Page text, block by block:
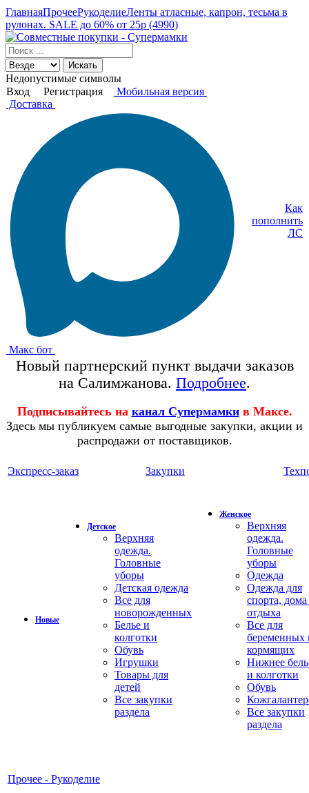
ГлавнаяПрочееРукоделиеЛенты атласные, капрон, тесьма в
рулонах. SALE до 60% от 25р (4990)
Искать
Недопустимые символы
Вход
Регистрация
Мобильная версия
Доставка
Макс бот
Как
пополнить
ЛС
Новый партнерский пункт выдачи заказов
на Салимжанова. Подробнее.
Подписывайтесь на канал Супермамки в Максе.
Здесь мы публикуем самые выгодные закупки, акции и
распродажи от поставщиков.
Экспресс-заказ Закупки
Новые
Детское
Верхняя
одежда.
Головные
уборы
Детская одежда
Все для
новорожденных
Белье и
колготки
Обувь
Игрушки
Товары для
детей
Все закупки
раздела
Женское
Верхняя
одежда.
Головные
уборы
Одежда
Одежда для
спорта,
отдыха
Все для
беременных
кормящих
Нижнее
и колготки
Обувь
Все закупки
раздела
Прочее - Рукоделие